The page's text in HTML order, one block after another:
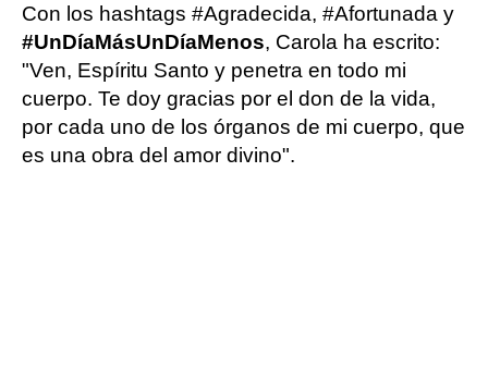
Con los hashtags #Agradecida, #Afortunada y
#UnDíaMásUnDíaMenos, Carola ha escrito:
"Ven, Espíritu Santo y penetra en todo mi
cuerpo. Te doy gracias por el don de la vida,
por cada uno de los órganos de mi cuerpo, que
es una obra del amor divino".